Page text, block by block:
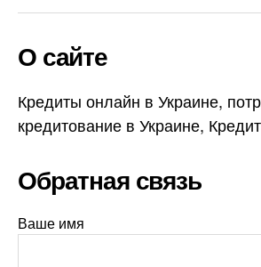
О сайте
Кредиты онлайн в Украине,
кредитование в Украине,
Обратная связь
Ваше имя